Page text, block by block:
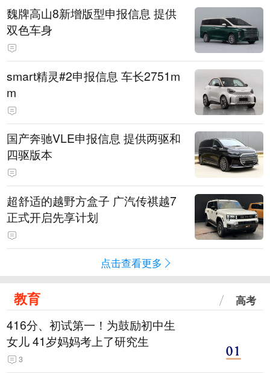
魏牌高山8新增版型申报信息 提供
双色车身
smart精灵#2申报信息 车长2751m
m
国产奔驰VLE申报信息 提供两驱和
四驱版本
超舒适的越野方盒子 广汽传祺越7
正式开启先享计划
点击查看更多
教育 高考
416分、初试第一！为鼓励初中生
女儿 41岁妈妈考上了研究生
3